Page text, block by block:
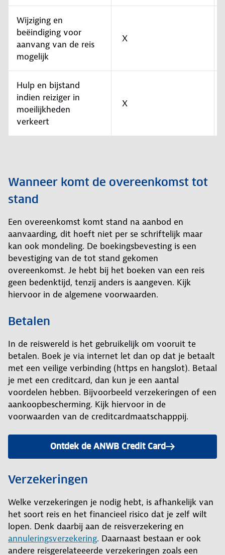
Wijziging en
beëindiging voor
aanvang van de reis
mogelijk
X
Hulp en bijstand
indien reiziger in
moeilijkheden
verkeert
X
Wanneer komt de overeenkomst tot
stand
Een overeenkomst komt stand na aanbod en
aanvaarding, dit hoeft niet per se schriftelijk maar
kan ook mondeling. De boekingsbevesting is een
bevestiging van de tot stand gekomen
overeenkomst. Je hebt bij het boeken van een reis
geen bedenktijd, tenzij anders is aangeven. Kijk
hiervoor in de algemene voorwaarden.
Betalen
In de reiswereld is het gebruikelijk om vooruit te
betalen. Boek je via internet let dan op dat je betaalt
met een veilige verbinding (https en hangslot). Betaal
je met een creditcard, dan kun je een aantal
voordelen hebben. Bijvoorbeeld verzekeringen of een
aankoopbescherming. Kijk hiervoor in de
voorwaarden van de creditcardmaatschapppij.
Ontdek de ANWB Credit Card
Verzekeringen
Welke verzekeringen je nodig hebt, is afhankelijk van
het soort reis en het financieel risico dat je zelf wilt
lopen. Denk daarbij aan de reisverzekering en
annuleringsverzekering. Daarnaast bestaan er ook
andere reisgerelateeerde verzekeringen zoals een